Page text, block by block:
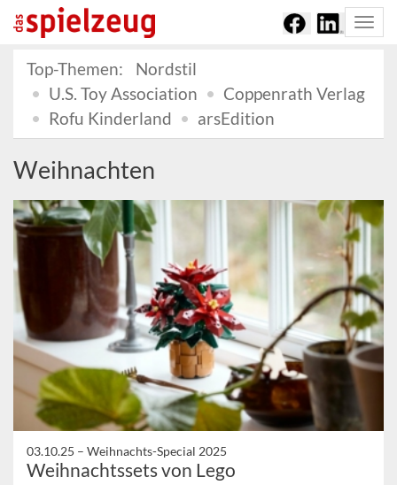
Top-Themen:
Nordstil
U.S. Toy Association
Coppenrath Verlag
Rofu Kinderland
arsEdition
Weihnachten
03.10.25 – Weihnachts-Special 2025
Weihnachtssets von Lego